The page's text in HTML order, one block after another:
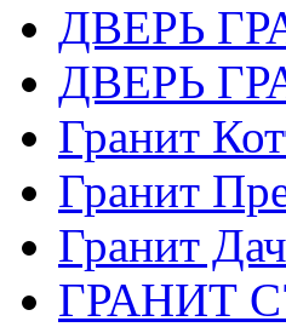
ДВЕРЬ
ДВЕРЬ
Гранит
Гранит
Гранит
ГРАНИТ